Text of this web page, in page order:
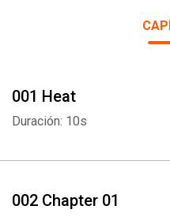
001 Heat
Duración: 10s
002 Chapter 01